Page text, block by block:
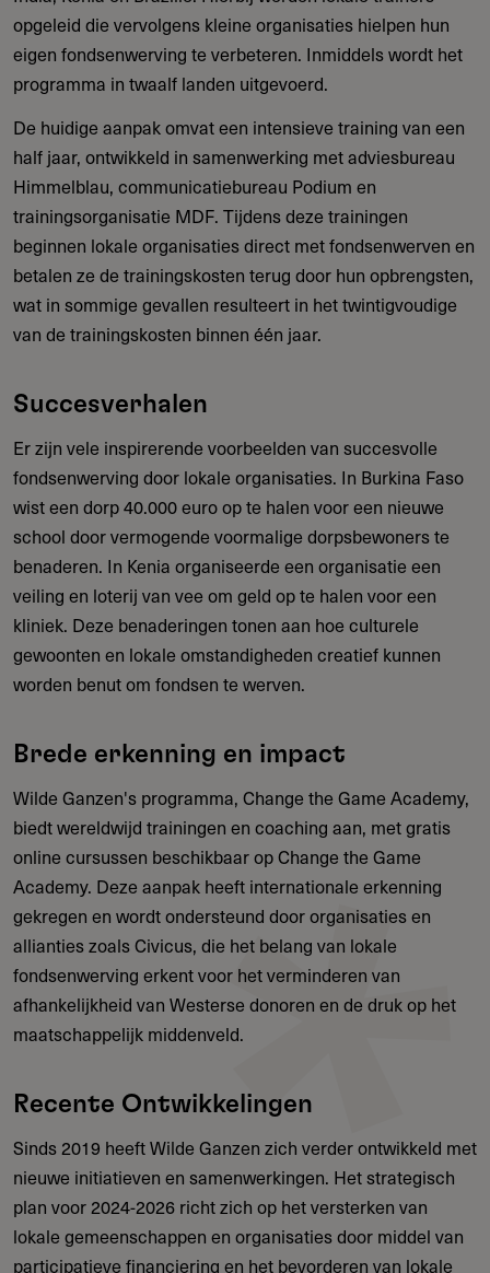
opgeleid die vervolgens kleine organisaties hielpen hun
eigen fondsenwerving te verbeteren. Inmiddels wordt het
programma in twaalf landen uitgevoerd.
De huidige aanpak omvat een intensieve training van een
half jaar, ontwikkeld in samenwerking met adviesbureau
Himmelblau, communicatiebureau Podium en
trainingsorganisatie MDF. Tijdens deze trainingen
beginnen lokale organisaties direct met fondsenwerven en
betalen ze de trainingskosten terug door hun opbrengsten,
wat in sommige gevallen resulteert in het twintigvoudige
van de trainingskosten binnen één jaar.
Succesverhalen
Er zijn vele inspirerende voorbeelden van succesvolle
fondsenwerving door lokale organisaties. In Burkina Faso
wist een dorp 40.000 euro op te halen voor een nieuwe
school door vermogende voormalige dorpsbewoners te
benaderen. In Kenia organiseerde een organisatie een
veiling en loterij van vee om geld op te halen voor een
kliniek. Deze benaderingen tonen aan hoe culturele
gewoonten en lokale omstandigheden creatief kunnen
worden benut om fondsen te werven.
Brede erkenning en impact
Wilde Ganzen's programma, Change the Game Academy,
biedt wereldwijd trainingen en coaching aan, met gratis
online cursussen beschikbaar op Change the Game
Academy. Deze aanpak heeft internationale erkenning
gekregen en wordt ondersteund door organisaties en
allianties zoals Civicus, die het belang van lokale
fondsenwerving erkent voor het verminderen van
afhankelijkheid van Westerse donoren en de druk op het
maatschappelijk middenveld.
Recente Ontwikkelingen
Sinds 2019 heeft Wilde Ganzen zich verder ontwikkeld met
nieuwe initiatieven en samenwerkingen. Het strategisch
plan voor 2024-2026 richt zich op het versterken van
lokale gemeenschappen en organisaties door middel van
participatieve financiering en het bevorderen van lokale